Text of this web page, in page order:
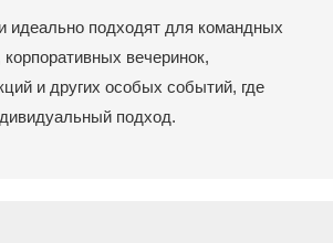
идеально подходят для командных
вечеринок,
и других особых событий, где
подход.